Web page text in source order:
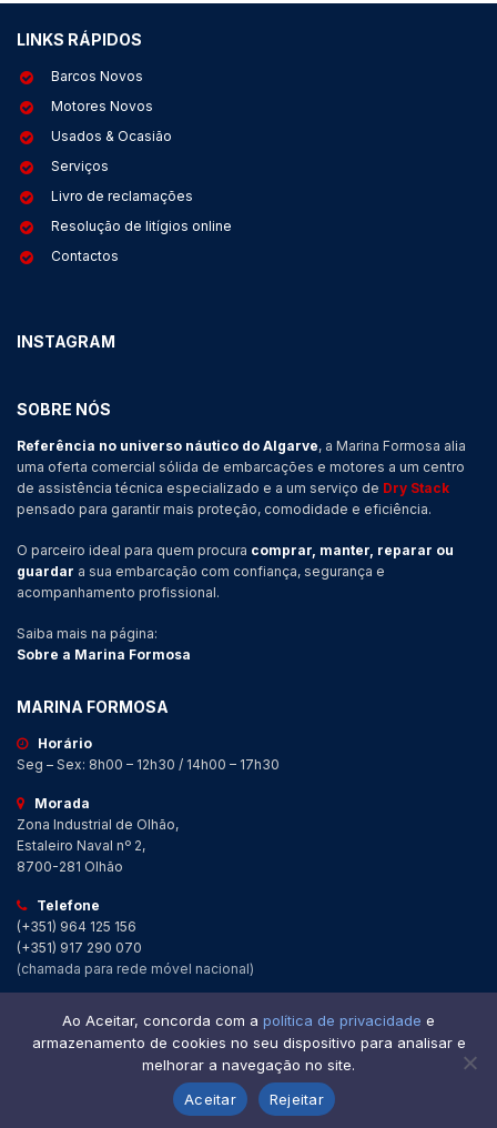
LINKS RÁPIDOS
Barcos Novos
Motores Novos
Usados & Ocasião
Serviços
Livro de reclamações
Resolução de litígios online
Contactos
INSTAGRAM
SOBRE NÓS
Referência no universo náutico do Algarve, a Marina Formosa alia
uma oferta comercial sólida de embarcações e motores a um centro
de assistência técnica especializado e a um serviço de Dry Stack
pensado para garantir mais proteção, comodidade e eficiência.
O parceiro ideal para quem procura comprar, manter, reparar ou
guardar a sua embarcação com confiança, segurança e
acompanhamento profissional.
Saiba mais na página:
Sobre a Marina Formosa
MARINA FORMOSA
Horário
Seg – Sex: 8h00 – 12h30 / 14h00 – 17h30
Morada
Zona Industrial de Olhão,
Estaleiro Naval nº 2,
8700-281 Olhão
Telefone
(+351) 964 125 156
(+351) 917 290 070
(chamada para rede móvel nacional)
© 2026 Marina Formosa Política de Privacidade
Ao Aceitar, concorda com a política de privacidade e
armazenamento de cookies no seu dispositivo para analisar e
melhorar a navegação no site.
Aceitar
Rejeitar